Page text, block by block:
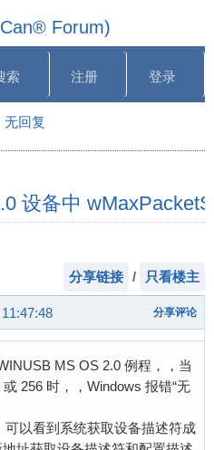
Forum)
索 注册 登录
无回复
设备中
分享链接 / 只看楼主
分享评论
MS OS 2.0 例程，，当
256 时，，Windows 报错“无
以看到系统获取设备描述符成